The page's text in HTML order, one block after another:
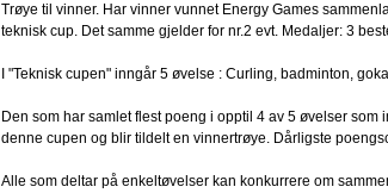
Trøye til vinner. Har vinner vunnet Energy Games
teknisk cup. Det samme gjelder for nr.2 evt. Medaljer: 3
I "Teknisk cupen" inngår 5 øvelse : Curling, badminton,
Den som har samlet flest poeng i opptil 4 av 5 øvelser
denne cupen og blir tildelt en vinnertrøye. Dårligste
Alle som deltar på enkeltøvelser kan konkurrere om